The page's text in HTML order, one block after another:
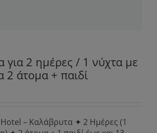
για 2 ημέρες / 1 νύχτα με
2 άτομα + παιδί
– Καλάβρυτα ✦ 2 Ημέρες (1